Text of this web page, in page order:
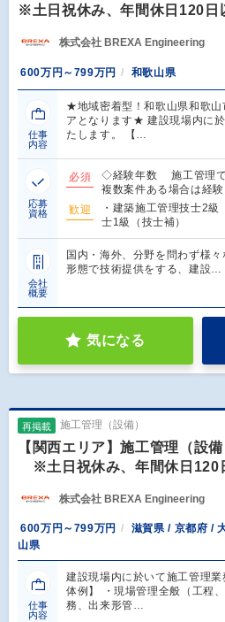
※土日祝休み、年間休日120日
株式会社 BREXA Engineering
600万円～799万円 和歌山県
仕事
内容
★地域密着型！和歌山県和歌山
アとなります★ 建設現場内に
たします。 【…
応募
資格
必須
◇経験年数 施工管理
複数案件ある場合は経
歓迎
・建築施工管理技士2
士1級（技士補）
会社
概要
国内・海外、分野を問わず様
形態で技術提供をする、建設…
気になる
再掲載 施工管理（設備）
【関西エリア】施工管理（設
※土日祝休み、年間休日120
株式会社 BREXA Engineering
600万円～799万円
滋賀県 / 京都府 /
山県
仕事
内容
建設現場内に於いて施工管理
体例】 ・現場管理全般（工程
務、出来形管…